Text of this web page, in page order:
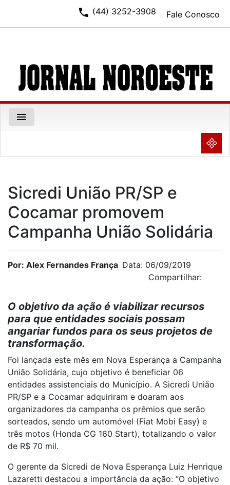
Fale Conosco
phone (44) 3252-3908
menu
NULL
Sicredi União PR/SP e
Cocamar promovem
Campanha União Solidária
Por: Alex Fernandes França Data: 06/09/2019
Compartilhar:
O objetivo da ação é viabilizar recursos
para que entidades sociais possam
angariar fundos para os seus projetos de
transformação.
Foi lançada este mês em Nova Esperança a Campanha
União Solidária, cujo objetivo é beneficiar 06
entidades assistenciais do Município. A Sicredi União
PR/SP e a Cocamar adquiriram e doaram aos
organizadores da campanha os prêmios que serão
sorteados, sendo um automóvel (Fiat Mobi Easy) e
três motos (Honda CG 160 Start), totalizando o valor
de R$ 70 mil.
O gerente da Sicredi de Nova Esperança Luiz Henrique
Lazaretti destacou a importância da ação: “O objetivo